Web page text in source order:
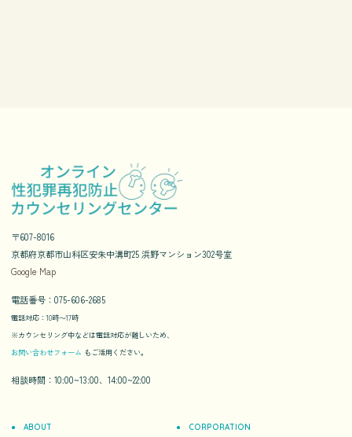
〒607-8016
京都府京都市山科区安朱中溝町25 浜野マンション302号室
Google Map
電話番号：075-606-2685
電話対応：10時〜17時
※カウンセリング中などは電話対応が難しいため、
お問い合わせフォーム もご活用ください。
相談時間：10:00~13:00、14:00~22:00
ABOUT CORPORATION